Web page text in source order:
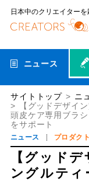
日本中のクリエイター
ニュース
サイトトップ
ニ
【グッドデザイ
頭皮ケア専用ブラ
をサポート
ニュース プロダクト
【グッド
ングルティ